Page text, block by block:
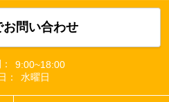
お問い合わせ
9:00~18:00
：
水曜日